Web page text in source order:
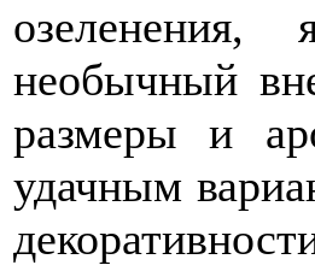
озеленения,
необычный
размеры и
удачным